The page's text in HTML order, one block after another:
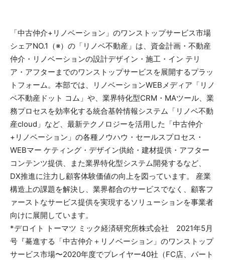
「中古仲介+リノベーション」のワンストップサービス市場
シェアNO.1（※）の「リノベ不動産」は、資金計画・不動産
仲介・リノベーションの設計デザイン・施工・イン テリ
ア・アフターまでのワンストップサービスを展開するプラッ
トフォーム。本部では、リノベーションWEBメディア「リノ
ベ不動産ドット コム」や、業界特化型CRM・MAツール、業
務プロセスを効率化する統合基幹情報システム「リノベ不動
産cloud」など、最新テクノロジーを活用した「中古仲介
+リノベーション」の各種ノウハウ・セールスプロセス・
WEBマー ケティング・デザイン供給・建材提供・アフター
コンテンツ提供、また業界特化型システム開発するなど、
DX推進に注力し顧客体験価値の向上を図っています。 産業
構造上の課題を解決し、業界都合のサービスでなく、顧客フ
ァーストなサービス提供を実現するソリューションを事業者
向けに展開しています。
*デロイト トーマツ ミック経済研究所株式会社 2021年5月
号『驀進する「中古仲介＋リノベーション」のワンストップ
サービス市場〜2020年度でプレイヤー40社（FC店、パート